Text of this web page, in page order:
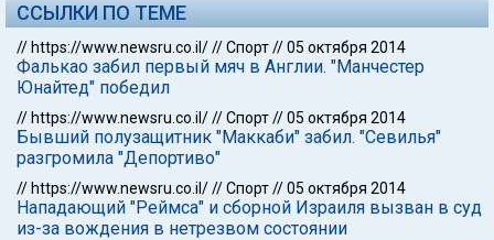
ССЫЛКИ ПО ТЕМЕ
// https://www.newsru.co.il///Спорт//05 октября 2014
Фалькао забил первый мяч в Англии. "Манчестер
Юнайтед" победил
// https://www.newsru.co.il///Спорт//05 октября 2014
Бывший полузащитник "Маккаби" забил. "Севилья"
разгромила "Депортиво"
// https://www.newsru.co.il///Спорт//05 октября 2014
Нападающий "Реймса" и сборной Израиля вызван в суд
из-за вождения в нетрезвом состоянии